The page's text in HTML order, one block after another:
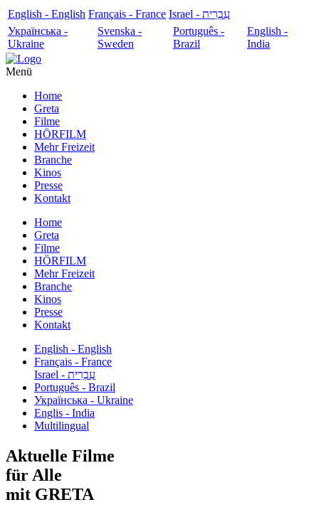
English - English Français - France
עִבְרִית - Israel
Українська -
Ukraine
Svenska -
Sweden
Português -
Brazil
English -
India
Menü
Home
Greta
Filme
HÖRFILM
Mehr Freizeit
Branche
Kinos
Presse
Kontakt
Home
Greta
Filme
HÖRFILM
Mehr Freizeit
Branche
Kinos
Presse
Kontakt
English - English
Français - France
עִבְרִית - Israel
Português - Brazil
Українська - Ukraine
Englis - India
Multilingual
Aktuelle Filme
für Alle
mit GRETA